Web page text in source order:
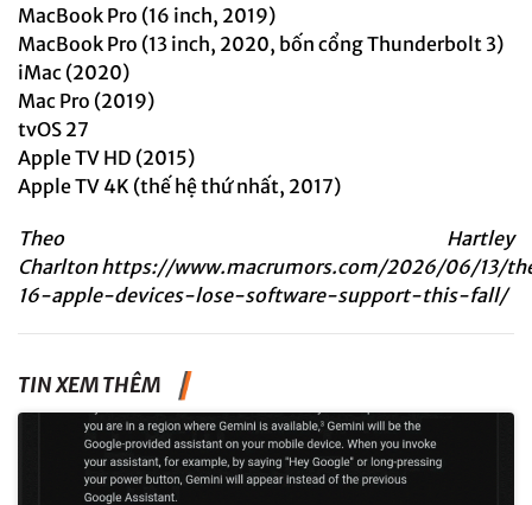
MacBook Pro (16 inch, 2019)
MacBook Pro (13 inch, 2020, bốn cổng Thunderbolt 3)
iMac (2020)
Mac Pro (2019)
tvOS 27
Apple TV HD (2015)
Apple TV 4K (thế hệ thứ nhất, 2017)
Theo Hartley
Charltonhttps://www.macrumors.com/2026/06/13/
16-apple-devices-lose-software-support-this-fall/
TIN XEM THÊM